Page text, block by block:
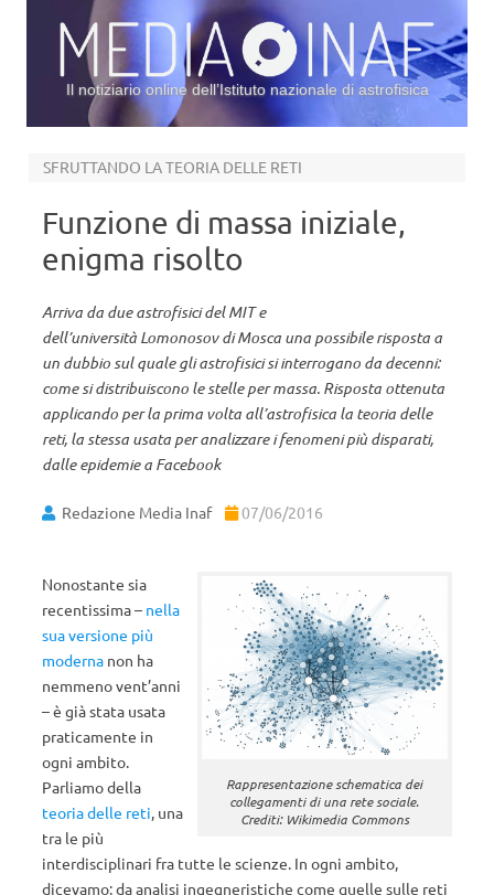
Il notiziario online dell’Istituto nazionale di astrofisica
SFRUTTANDO LA TEORIA DELLE RETI
Funzione di massa iniziale,
enigma risolto
Arriva da due astrofisici del MIT e
dell’università Lomonosov di Mosca una possibile risposta a
un dubbio sul quale gli astrofisici si interrogano da decenni:
come si distribuiscono le stelle per massa. Risposta ottenuta
applicando per la prima volta all’astrofisica la teoria delle
reti, la stessa usata per analizzare i fenomeni più disparati,
dalle epidemie a Facebook
Redazione Media Inaf 07/06/2016
Rappresentazione schematica dei
collegamenti di una rete sociale.
Crediti: Wikimedia Commons
Nonostante sia
recentissima – nella
sua versione più
moderna non ha
nemmeno vent’anni
– è già stata usata
praticamente in
ogni ambito.
Parliamo della
teoria delle reti, una
tra le più
interdisciplinari fra tutte le scienze. In ogni ambito,
dicevamo: da analisi ingegneristiche come quelle sulle reti